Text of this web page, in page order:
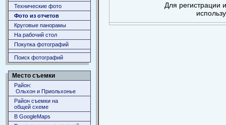
Технические фото
Фото из отчетов
Круговые панорамы
На рабочий стол
Покупка фотографий
Поиск фотографий
Место съемки
Район:
Ольхон и Приольхонье
Район съемки на
общей схеме
В GoogleMaps
Для регистрации